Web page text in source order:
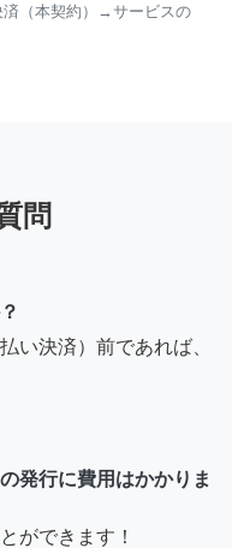
済（本契約）→サービスの
問
い決済）前であれば、
発行に費用はかかりま
ができます！